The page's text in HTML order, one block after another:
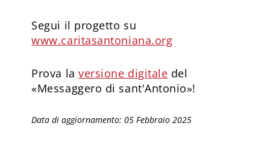
Segui il progetto su
www.caritasantoniana.org
Prova laversione digitale del
«Messaggero di sant'Antonio»!
Data di aggiornamento: 05 Febbraio 2025